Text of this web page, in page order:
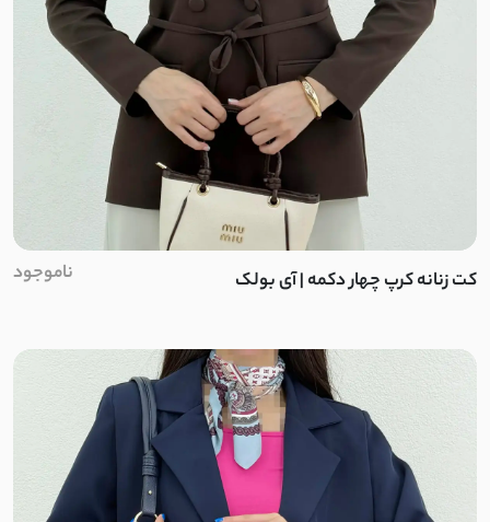
تنسل
کتان سیلک
لایوسل شیشه ای
سیلک لایوسل
سیلک
ینزی
صوفیا
پری
کت زنانه کرپ چهار دکمه | آی بولک ناموجود